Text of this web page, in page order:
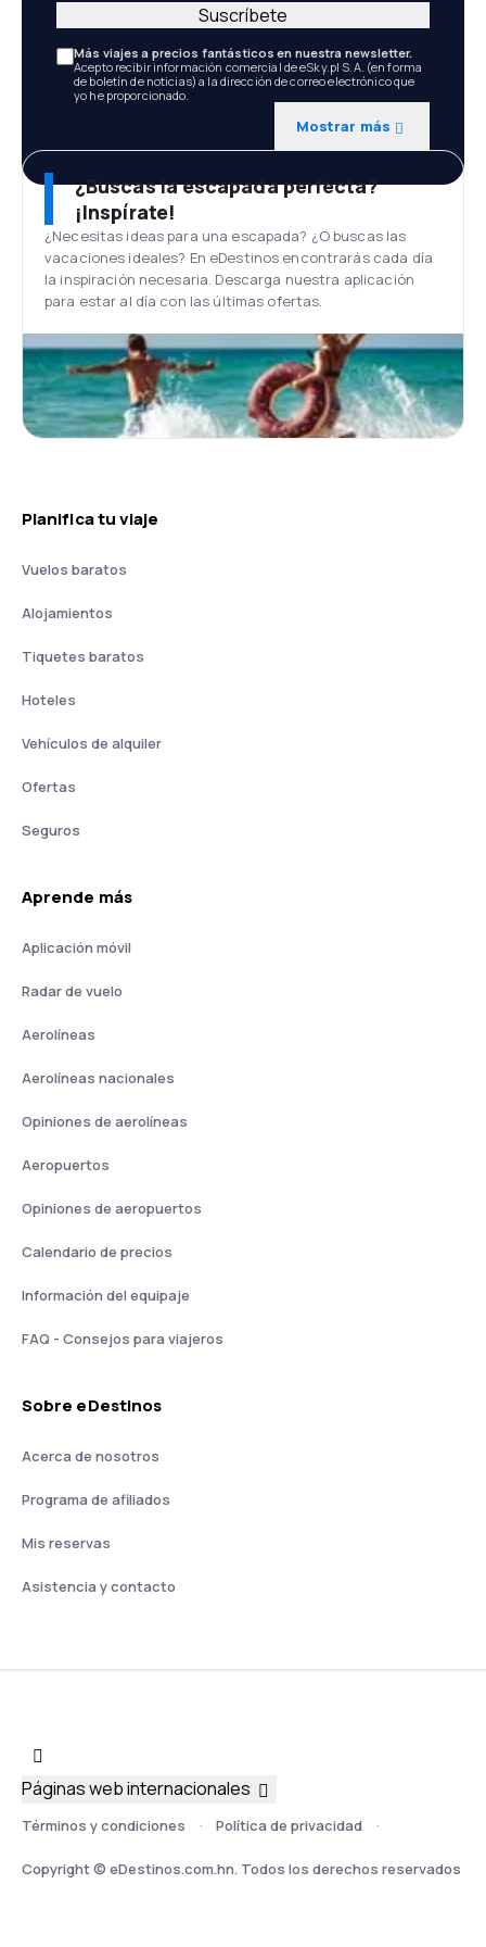
Más viajes a precios fantásticos en nuestra newsletter.
Acepto recibir información comercial de eSky.pl S.A. (en forma
de boletín de noticias) a la dirección de correo electrónico que
yo he proporcionado.
Mostrar más
Suscríbete
¿Buscas la escapada perfecta?
¡Inspírate!
¿Necesitas ideas para una escapada? ¿O buscas las
vacaciones ideales? En eDestinos encontrarás cada día
la inspiración necesaria. Descarga nuestra aplicación
para estar al día con las últimas ofertas.
Planifica tu viaje
Vuelos baratos
Alojamientos
Tiquetes baratos
Hoteles
Vehículos de alquiler
Ofertas
Seguros
Aprende más
Aplicación móvil
Radar de vuelo
Aerolíneas
Aerolíneas nacionales
Opiniones de aerolíneas
Aeropuertos
Opiniones de aeropuertos
Calendario de precios
Información del equipaje
FAQ - Consejos para viajeros
Sobre eDestinos
Acerca de nosotros
Programa de afiliados
Mis reservas
Asistencia y contacto
Términos y condiciones Política de privacidad
Copyright © eDestinos.com.hn. Todos los derechos reservados
Páginas web internacionales